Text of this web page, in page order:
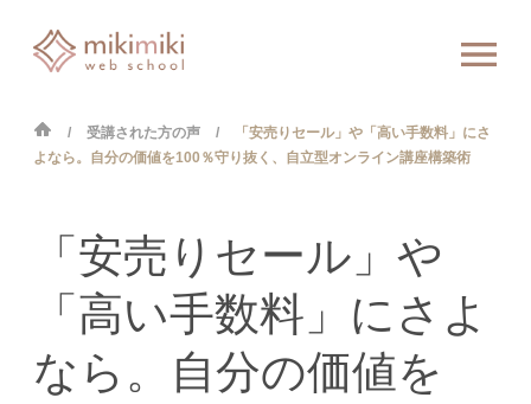
受講された方の声
「安売りセール」や「高い手数料」にさ
よなら。自分の価値を100％守り抜く、自立型オンライン講座構築術
「安売りセール」や
「高い手数料」にさよ
なら。自分の価値を